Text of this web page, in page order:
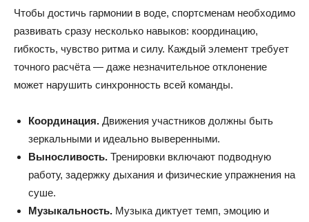
Чтобы достичь гармонии в воде, спортсменам необходимо
развивать сразу несколько навыков: координацию,
гибкость, чувство ритма и силу. Каждый элемент требует
точного расчёта — даже незначительное отклонение
может нарушить синхронность всей команды.
Координация. Движения участников должны быть
зеркальными и идеально выверенными.
Выносливость. Тренировки включают подводную
работу, задержку дыхания и физические упражнения на
суше.
Музыкальность. Музыка диктует темп, эмоцию и